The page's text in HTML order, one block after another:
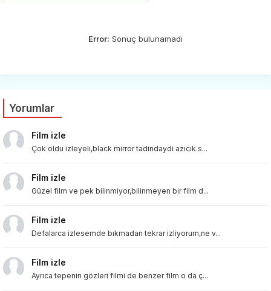
Error: Sonuç bulunamadı
Yorumlar
Film izle
Çok oldu izleyeli,black mirror tadindaydi azıcık.s...
Film izle
Güzel film ve pek bilinmiyor,bilinmeyen bir film d...
Film izle
Defalarca izlesemde bıkmadan tekrar izliyorum,ne v...
Film izle
Ayrıca tepenin gözleri filmi de benzer film o da ç...